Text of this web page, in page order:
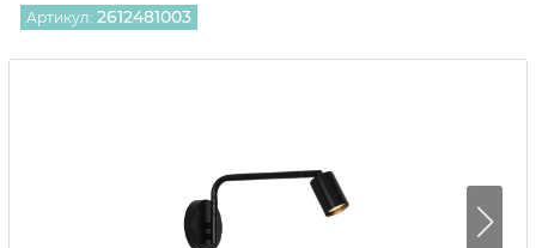
Артикул: 2612481003